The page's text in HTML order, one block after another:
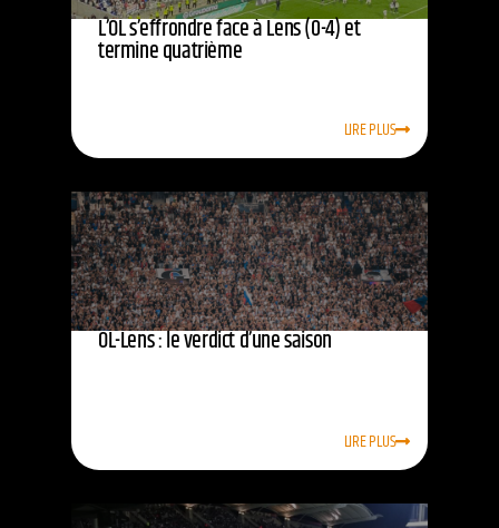
L’OL s’effrondre face à Lens (0-4) et
termine quatrième
LIRE PLUS
OL-Lens : le verdict d’une saison
LIRE PLUS